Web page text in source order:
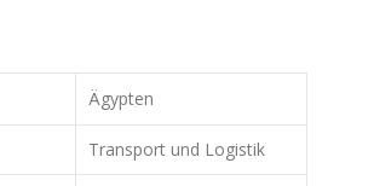
Ägypten
Transport und Logistik